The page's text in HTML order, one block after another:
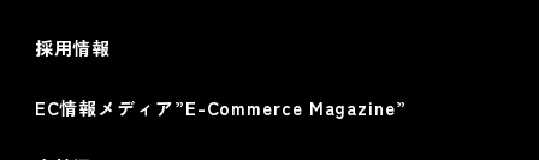
採用情報
EC情報メディア”E-Commerce Magazine”